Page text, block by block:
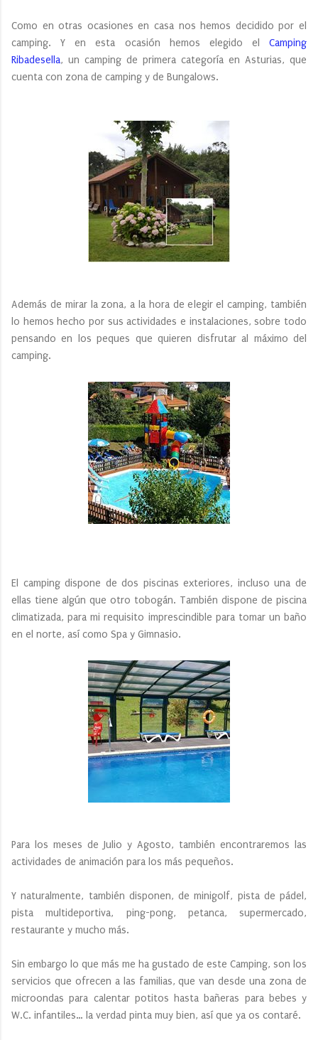
Como en otras ocasiones en casa nos hemos decidido por el
camping. Y en esta ocasión hemos elegido el Camping
Ribadesella, un camping de primera categoría en Asturias, que
cuenta con zona de camping y de Bungalows.
Además de mirar la zona, a la hora de elegir el camping, también
lo hemos hecho por sus actividades e instalaciones, sobre todo
pensando en los peques que quieren disfrutar al máximo del
camping.
El camping dispone de dos piscinas exteriores, incluso una de
ellas tiene algún que otro tobogán. También dispone de piscina
climatizada, para mi requisito imprescindible para tomar un baño
en el norte, así como Spa y Gimnasio.
Para los meses de Julio y Agosto, también encontraremos las
actividades de animación para los más pequeños.
Y naturalmente, también disponen, de minigolf, pista de pádel,
pista multideportiva, ping-pong, petanca, supermercado,
restaurante y mucho más.
Sin embargo lo que más me ha gustado de este Camping, son los
servicios que ofrecen a las familias, que van desde una zona de
microondas para calentar potitos hasta bañeras para bebes y
W.C. infantiles… la verdad pinta muy bien, así que ya os contaré.